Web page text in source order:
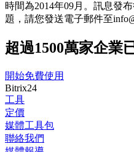
時間為201­4年09月。訊息發
題，請您發送電子郵件至
超過1500萬家企業
開始免費使用
Bitrix24
工具
定價
媒體工具包
聯絡我們